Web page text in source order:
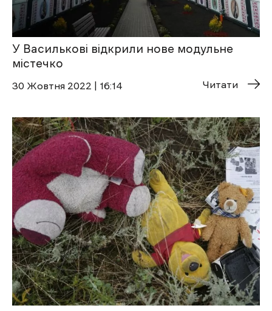
У Василькові відкрили нове модульне
містечко
30 Жовтня 2022 | 16:14 Читати